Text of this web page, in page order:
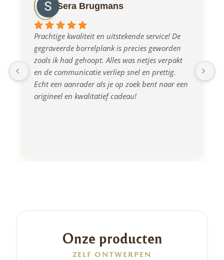
Sera Brugmans
Prachtige kwaliteit en uitstekende service! De
gegraveerde borrelplank is precies geworden
zoals ik had gehoopt. Alles was netjes verpakt
en de communicatie verliep snel en prettig.
Echt een aanrader als je op zoek bent naar een
origineel en kwalitatief cadeau!
Onze producten
ZELF ONTWERPEN